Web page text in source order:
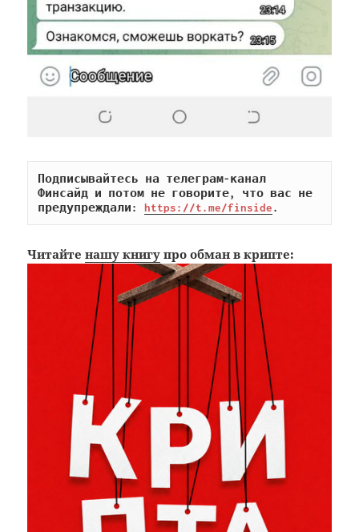
Подписывайтесь на телеграм-канал
Финсайд и потом не говорите, что вас не
предупреждали: https://t.me/finside.
Читайтенашу книгу про обман в крипте: